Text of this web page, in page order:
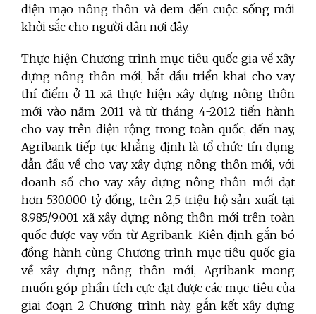
diện mạo nông thôn và đem đến cuộc sống mới
khởi sắc cho người dân nơi đây.
Thực hiện Chương trình mục tiêu quốc gia về xây
dựng nông thôn mới, bắt đầu triển khai cho vay
thí điểm ở 11 xã thực hiện xây dựng nông thôn
mới vào năm 2011 và từ tháng 4-2012 tiến hành
cho vay trên diện rộng trong toàn quốc, đến nay,
Agribank tiếp tục khẳng định là tổ chức tín dụng
dẫn đầu về cho vay xây dựng nông thôn mới, với
doanh số cho vay xây dựng nông thôn mới đạt
hơn 530.000 tỷ đồng, trên 2,5 triệu hộ sản xuất tại
8.985/9.001 xã xây dựng nông thôn mới trên toàn
quốc được vay vốn từ Agribank. Kiên định gắn bó
đồng hành cùng Chương trình mục tiêu quốc gia
về xây dựng nông thôn mới, Agribank mong
muốn góp phần tích cực đạt được các mục tiêu của
giai đoạn 2 Chương trình này, gắn kết xây dựng